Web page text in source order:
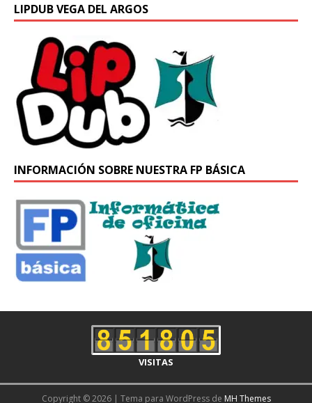
LIPDUB VEGA DEL ARGOS
INFORMACIÓN SOBRE NUESTRA FP BÁSICA
VISITAS
Copyright © 2026 | Tema para WordPress de MH Themes